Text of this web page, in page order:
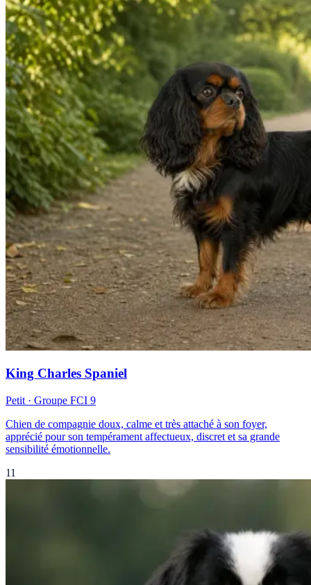
King Charles Spaniel
Petit · Groupe FCI 9
Chien de compagnie doux, calme et très attaché à son foyer,
apprécié pour son tempérament affectueux, discret et sa grande
sensibilité émotionnelle.
11